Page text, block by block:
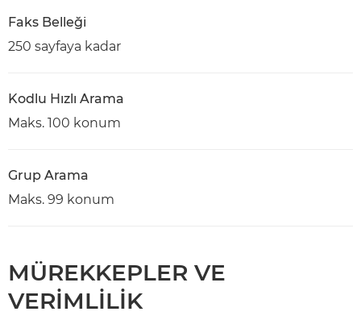
Faks Belleği
250 sayfaya kadar
Kodlu Hızlı Arama
Maks. 100 konum
Grup Arama
Maks. 99 konum
MÜREKKEPLER VE
VERİMLİLİK